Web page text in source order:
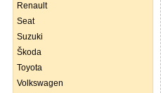
Renault
Seat
Suzuki
Škoda
Toyota
Volkswagen